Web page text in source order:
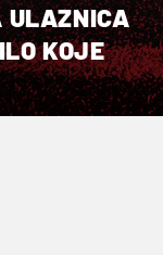
ULAZNICA
KOJE